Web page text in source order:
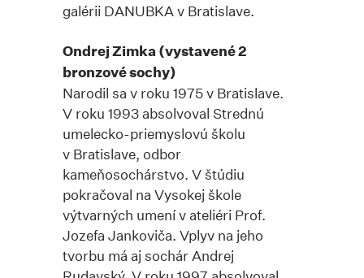
galérii DANUBKA v Bratislave.
Ondrej Zimka (vystavené 2
bronzové sochy)
Narodil sa v roku 1975 v Bratislave.
V roku 1993 absolvoval Strednú
umelecko-priemyslovú školu
v Bratislave, odbor
kameňosochárstvo. V štúdiu
pokračoval na Vysokej škole
výtvarných umení v ateliéri Prof.
Jozefa Jankoviča. Vplyv na jeho
tvorbu má aj sochár Andrej